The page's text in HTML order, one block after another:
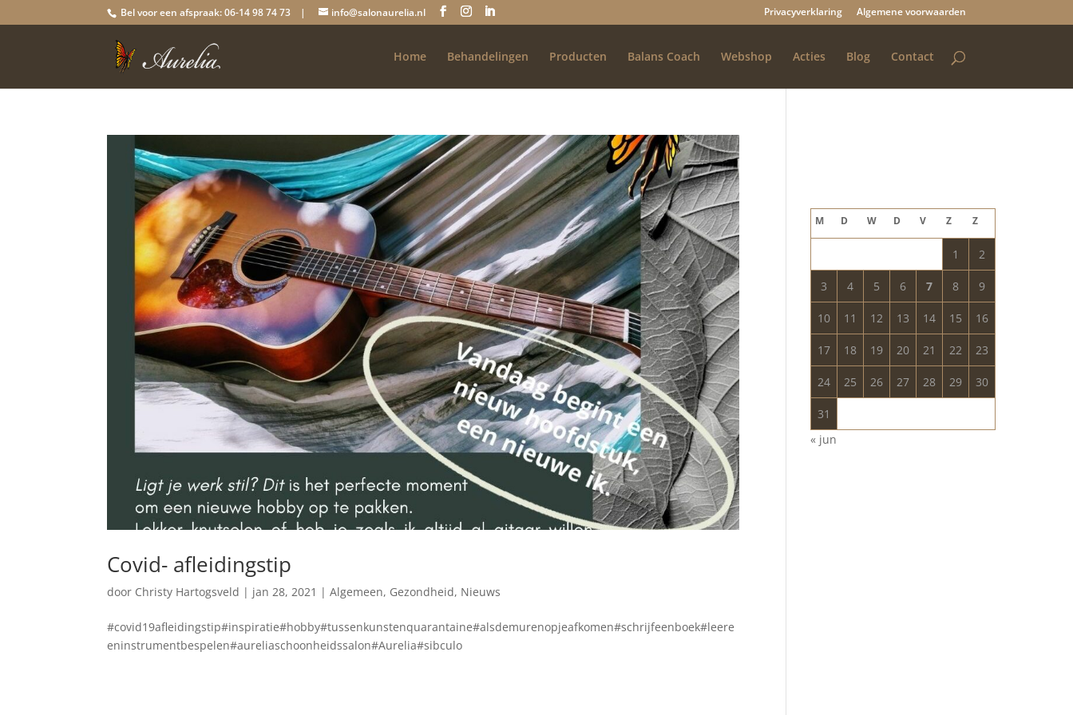
Bel voor een afspraak: 06-14 98 74 73 | info@salonaurelia.nl Privacyverklaring Algemene voorwaarden
Home Behandelingen Producten Balans Coach Webshop Acties Blog Contact
Covid- afleidingstip
door Christy Hartogsveld | jan 28, 2021 |Algemeen, Gezondheid, Nieuws
#covid19afleidingstip#inspiratie#hobby#tussenkunstenquarantaine#alsdemurenopjeafkomen#schrijfeenboek#leere
eninstrumentbespelen#aureliaschoonheidssalon#Aurelia#sibculo
M D W D V Z Z
1 2
3 4 5 6 7 8 9
10 11 12 13 14 15 16
17 18 19 20 21 22 23
24 25 26 27 28 29 30
31
« jun